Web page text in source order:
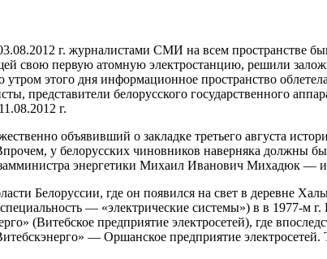
г. журналистами СМИ на всем
свою первую атомную электростанцию, решили
утром этого дня информационное пространство
представители белорусского государственного
г.
объявивший о закладке третьего августа
у белорусских чиновников наверняка
энергетики Михаил Иванович Михадюк —
Белоруссии, где он появился на свет в деревне
— «электрические системы») в в 1977-
(Витебское предприятие электросетей), где
— Оршанское предприятие